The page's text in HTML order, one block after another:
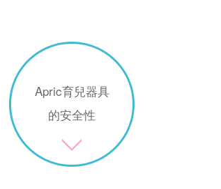
Apric育兒器具
的安全性